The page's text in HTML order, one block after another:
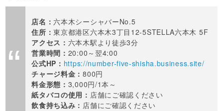
店名：六本木シーシャバーNo.5
住所：東京都港区六本木3丁目12‐5STELLA六本木 5F
アクセス： 六本木駅より徒歩3分
営業時間： 20:00～翌4:00
公式HP： https://number-five-shisha.business.site/
チャージ料金：800円
料金形態： 3,000円/1本～
紙タバコの使用： 店舗にご確認ください
飲食持ち込み： 店舗にご確認ください